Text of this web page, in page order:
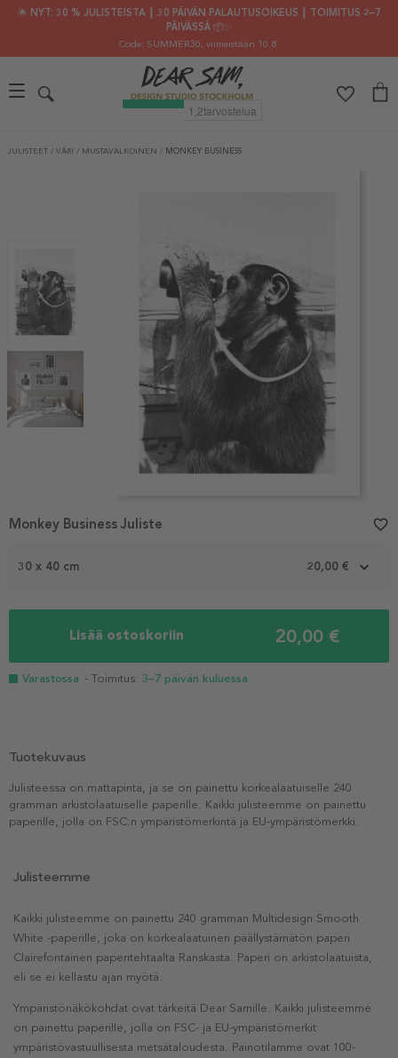
🌟 NYT: 30 % JULISTEISTA ┃ 30 PÄIVÄN PALAUTUSOIKEUS ┃ TOIMITUS 2–7
PÄIVÄSSÄ 📦✨
Code: SUMMER30, viimeistään 10.8.
JULISTEET / VÄRI / MUSTAVALKOINEN / MONKEY BUSINESS
1
30 x 40 cm 20,00 €
Lisää ostoskoriin 20,00 €
Varastossa - Toimitus: 3–7 päivän kuluessa
Monkey Business Juliste favorite_border
Tuotekuvaus
Julisteessa on mattapinta, ja se on painettu korkealaatuiselle 240
gramman arkistolaatuiselle paperille. Kaikki julisteemme on painettu
paperille, jolla on FSC:n ympäristömerkintä ja EU-ympäristömerkki.
Julisteemme
Kaikki julisteemme on painettu 240 gramman Multidesign Smooth
White -paperille, joka on korkealaatuinen päällystämätön paperi
Clairefontainen paperitehtaalta Ranskasta. Paperi on arkistolaatuista,
eli se ei kellastu ajan myötä.
Ympäristönäkökohdat ovat tärkeitä Dear Samille. Kaikki julisteemme
on painettu paperille, jolla on FSC- ja EU-ympäristömerkit
ympäristövastuullisesta metsätaloudesta. Painotilamme ovat 100-